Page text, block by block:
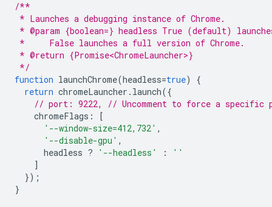
/**
* Launches a debugging instance of Chrome.
* @param {boolean=} headless True (default)
*     False launches a full version of Chrome.
* @return {Promise<ChromeLauncher>}
*/
function launchChrome(headless=true)
{
return chromeLauncher . launch({
// port: 9222, // Uncomment to force a specific
chromeFlags :
[
'--window-size=412,732' ,
'--disable-gpu' ,
headless ? '--headless' :
''
]
});
}